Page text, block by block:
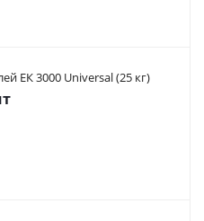
ЕК 3000 Universal (25 кг)